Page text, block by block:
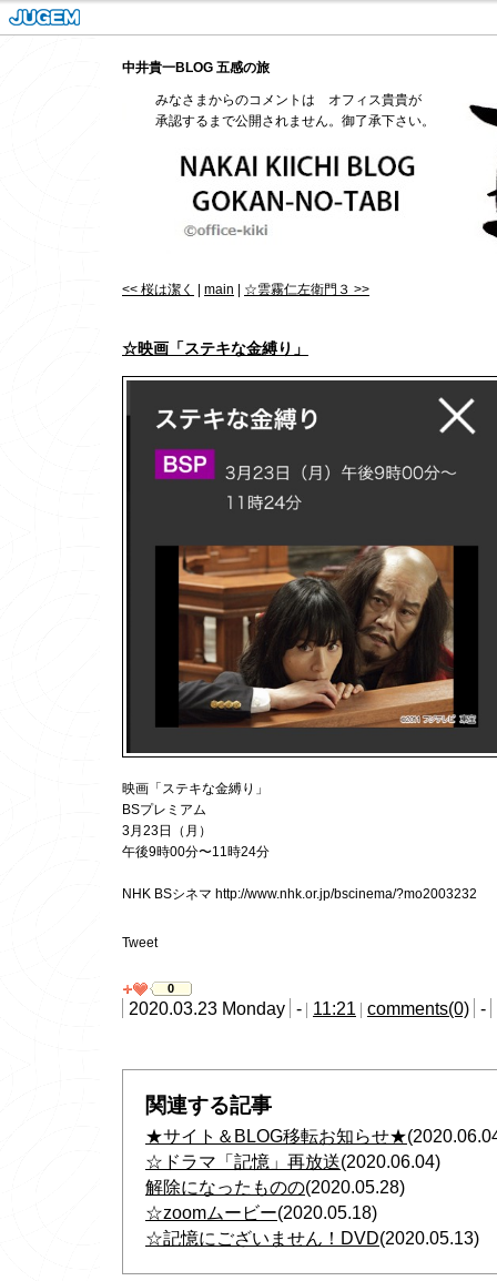
中井貴一BLOG 五感の旅
みなさまからのコメントは オフィス貴貴が
承認するまで公開されません。御了承下さい。
<< 桜は潔く main ☆雲霧仁左衛門３ >>
☆映画「ステキな金縛り」
映画「ステキな金縛り」
BSプレミアム
3月23日（月）
午後9時00分〜11時24分
NHK BSシネマ http://www.nhk.or.jp/bscinema/?mo2003232
Tweet
0
2020.03.23 Monday - 11:21 comments(0) -
関連する記事
★サイト＆BLOG移転お知らせ★
☆ドラマ「記憶」再放送(2020.06.04)
解除になったものの(2020.05.28)
☆zoomムービー(2020.05.18)
☆記憶にございません！DVD(2020.05.13)